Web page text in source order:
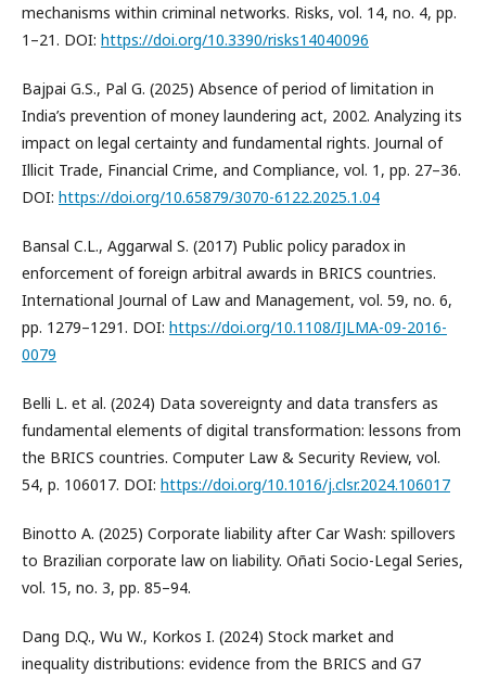
mechanisms within criminal networks. Risks, vol. 14, no. 4, pp.
1–21. DOI: https://doi.org/10.3390/risks14040096
Bajpai G.S., Pal G. (2025) Absence of period of limitation in
India’s prevention of money laundering act, 2002. Analyzing its
impact on legal certainty and fundamental rights. Journal of
Illicit Trade, Financial Crime, and Compliance, vol. 1, pp. 27–36.
DOI: https://doi.org/10.65879/3070-6122.2025.1.04
Bansal C.L., Aggarwal S. (2017) Public policy paradox in
enforcement of foreign arbitral awards in BRICS countries.
International Journal of Law and Management, vol. 59, no. 6,
pp. 1279–1291. DOI: https://doi.org/10.1108/IJLMA-09-2016-
0079
Belli L. et al. (2024) Data sovereignty and data transfers as
fundamental elements of digital transformation: lessons from
the BRICS countries. Computer Law & Security Review, vol.
54, p. 106017. DOI: https://doi.org/10.1016/j.clsr.2024.106017
Binotto A. (2025) Corporate liability after Car Wash: spillovers
to Brazilian corporate law on liability. Oñati Socio-Legal Series,
vol. 15, no. 3, pp. 85–94.
Dang D.Q., Wu W., Korkos I. (2024) Stock market and
inequality distributions: evidence from the BRICS and G7